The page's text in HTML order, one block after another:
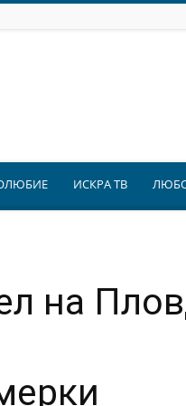
ИСКРА ТВ
на